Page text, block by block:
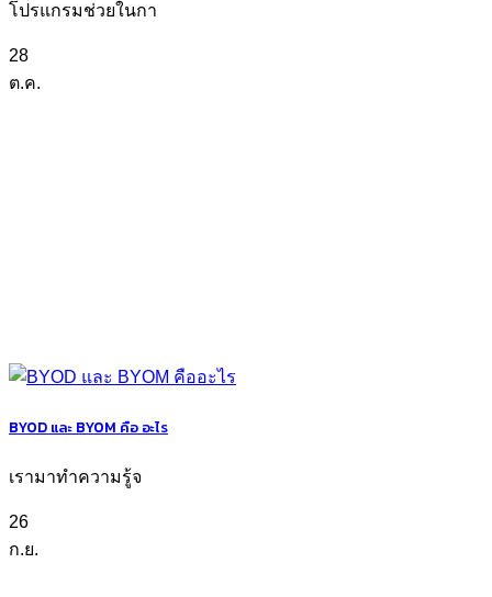
โปรแกรมช่วยในกา
28
ต.ค.
BYOD และ BYOM คือ อะไร
เรามาทำความรู้จ
26
ก.ย.